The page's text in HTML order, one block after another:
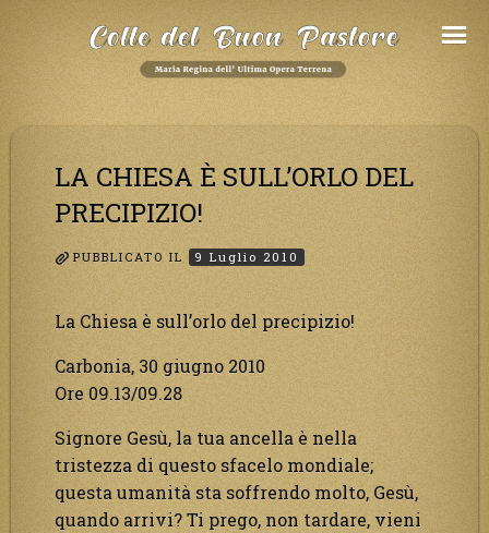
LA CHIESA È SULL’ORLO DEL
PRECIPIZIO!
PUBBLICATO IL 9 Luglio 2010
La Chiesa è sull’orlo del precipizio!
Carbonia, 30 giugno 2010
Ore 09.13/09.28
Signore Gesù, la tua ancella è nella
tristezza di questo sfacelo mondiale;
questa umanità sta soffrendo molto, Gesù,
quando arrivi? Ti prego, non tardare, vieni